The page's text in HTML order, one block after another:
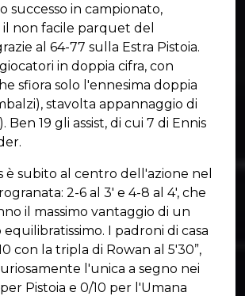
successo in campionato,
non facile parquet del
al 64-77 sulla Estra Pistoia.
in doppia cifra, con
sfiora solo l'ennesima doppia
stavolta appannaggio di
Ben 19 gli assist, di cui 7 di Ennis
è subito al centro dell'azione nel
2-6 al 3' e 4-8 al 4', che
il massimo vantaggio di un
I padroni di casa
con la tripla di Rowan al 5'30”,
l'unica a segno nei
Pistoia e 0/10 per l'Umana